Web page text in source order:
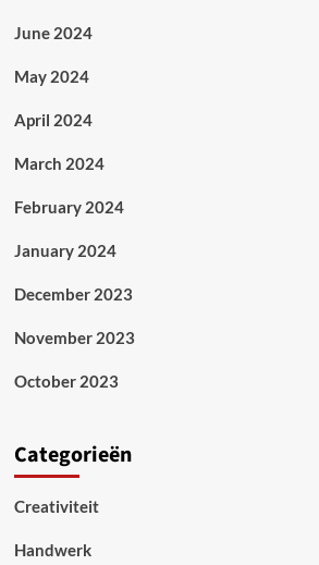
June 2024
May 2024
April 2024
March 2024
February 2024
January 2024
December 2023
November 2023
October 2023
Categorieën
Creativiteit
Handwerk